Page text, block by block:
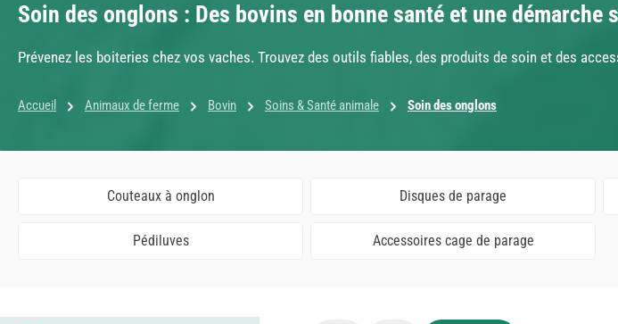
Soin des onglons : Des bovins en bonne santé et une démarche
Prévenez les boiteries chez vos vaches. Trouvez des outils fiables, des produits de soin et des
Accueil Animaux de ferme Bovin Soins & Santé animale Soin des onglons
Couteaux à onglon Disques de parage
Pédiluves Accessoires cage de parage